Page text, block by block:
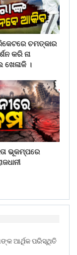
ଚମତ୍କାର
କରି ନା
।
ଭୂକମ୍ପରେ
ଆର୍ଥିକ ପରିସ୍ଥିତି